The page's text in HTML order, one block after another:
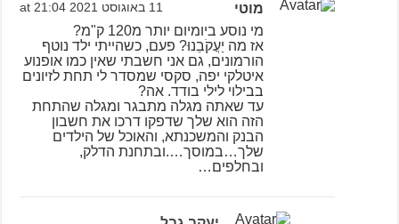
מוטי 11 באוגוסט 2021 at 21:04
מי נוסע ביומיום יותר מ120 ק"מ?
אז מה יַעֲקֹבֵנוּ? פעם, כשהייתי ילד נוטף
הורמונים, גם אני חשבתי שאין כמו אופנוע
איטלקי יפה, סקסי שמסדר לי תחת לזיונים
בבילוי לילי בודד. אה?
עד שאתה מגלה מתבגר ומגלה שהתחת
הזה הוא שלך שדפקו דרכו את חשבון
הבנק והמשכנתא, והאוכל של הילדים
שלך…במוסך….ובתחנת הדלק,
ובחלפים…